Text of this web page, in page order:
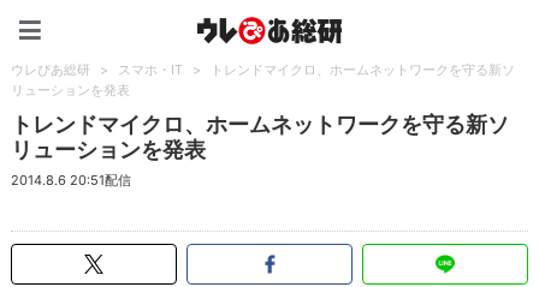
ウレぴあ総研 > スマホ・IT >
トレンドマイクロ、ホームネットワークを守る新ソ
リューションを発表
トレンドマイクロ、ホームネットワークを守る新ソ
リューションを発表
2014.8.6 20:51配信